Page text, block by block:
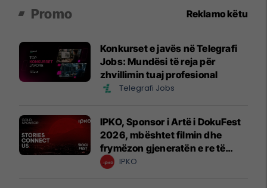
Promo Reklamo këtu
Konkurset e javës në Telegrafi
Jobs: Mundësi të reja për
zhvillimin tuaj profesional
Telegrafi Jobs
IPKO, Sponsor i Artë i DokuFest
2026, mbështet filmin dhe
frymëzon gjeneratën e re të
krijuesve
IPKO